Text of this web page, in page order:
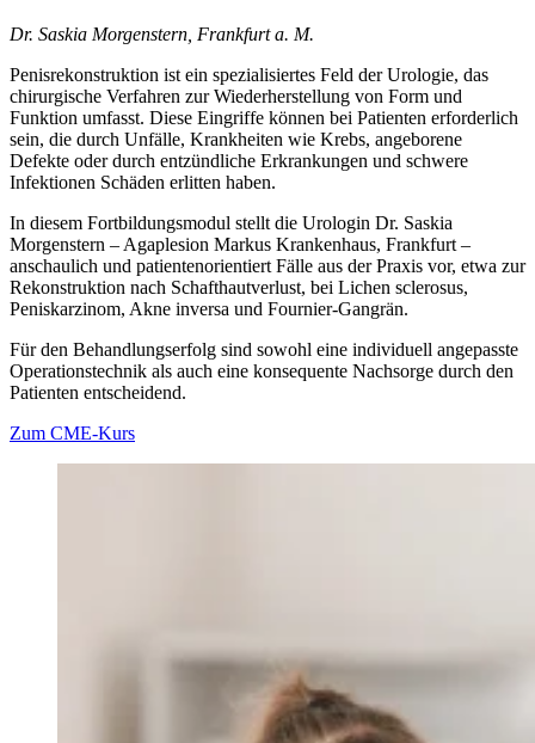
Dr. Saskia Morgenstern, Frankfurt a. M.
Penisrekonstruktion ist ein spezialisiertes Feld der Urologie, das
chirurgische Verfahren zur Wiederherstellung von Form und
Funktion umfasst. Diese Eingriffe können bei Patienten erforderlich
sein, die durch Unfälle, Krankheiten wie Krebs, angeborene
Defekte oder durch entzündliche Erkrankungen und schwere
Infektionen Schäden erlitten haben.
In diesem Fortbildungsmodul stellt die Urologin Dr. Saskia
Morgenstern – Agaplesion Markus Krankenhaus, Frankfurt –
anschaulich und patientenorientiert Fälle aus der Praxis vor, etwa zur
Rekonstruktion nach Schafthautverlust, bei Lichen sclerosus,
Peniskarzinom, Akne inversa und Fournier-Gangrän.
Für den Behandlungserfolg sind sowohl eine individuell angepasste
Operationstechnik als auch eine konsequente Nachsorge durch den
Patienten entscheidend.
Zum CME-Kurs